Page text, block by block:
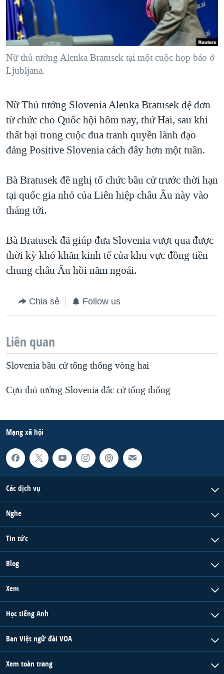
"Tìm"NGƯỜI VIỆT HẢI NGOẠI
ĐỜI SỐNG
KINH TẾ
KHOA HỌC
VĂN HOÁ
THỂ THAO
GIÁO DỤC
TẠI
HÀNH TRÌNH BẦU CỬ 2024
MỘT NĂM CHIẾN TRANH TẠI DẢI GAZA
GIẢI MÃ VÀNH ĐAI & CON ĐƯỜNG
NGÀY TỊ NẠN THẾ GIỚI
GROUND ZERO – XƯA VÀ NAY
CÁC GIÁ TRỊ CỘNG HÒA Ở VIỆT NAM
TRỊNH VĨNH BÌNH VS. CHÍNH PHỦ VIỆT NAM
NGƯ DÂN VIỆT VÀ LÀN SÓNG TRỘM HẢI SÂM
QUAN HỆ VIỆT MỸ
VIDEO
NGHE
MẠNG XÃ HỘI
Ngôn ngữ khác
Nữ thủ tướng Alenka Bratusek tại một cuộc họp báo ở
Ljubljana.
Nữ Thủ tướng Slovenia Alenka Bratusek đệ đơn
từ chức cho Quốc hội hôm nay, thứ Hai, sau khi
thất bại trong cuộc đua tranh quyền lãnh đạo
đảng Positive Slovenia cách đây hơn một tuần.
Bà Bratusek đề nghị tổ chức bầu cử trước thời hạn
tại quốc gia nhỏ của Liên hiệp châu Âu này vào
tháng tới.
Bà Bratusek đã giúp đưa Slovenia vượt qua được
thời kỳ khó khăn kinh tế của khu vực đồng tiền
chung châu Âu hồi năm ngoái.
Chia sẻ Follow us
Liên quan
Slovenia bầu cử tổng thống vòng hai
Cựu thủ tướng Slovenia đắc cử tổng thống
Mạng xã hội
Các dịch vụ
Nghe
Tin tức
Blog
Xem
Học tiếng Anh
Ban Việt ngữ đài VOA
Xem toàn trang